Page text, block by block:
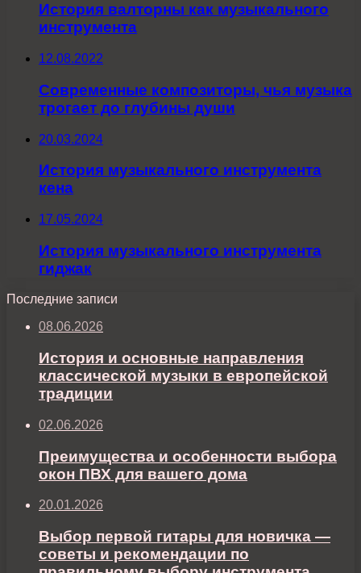
История валторны как музыкального
инструмента
12.08.2022
Современные композиторы, чья музыка
трогает до глубины души
20.03.2024
История музыкального инструмента
кена
17.05.2024
История музыкального инструмента
гиджак
Последние записи
08.06.2026
История и основные направления
классической музыки в европейской
традиции
02.06.2026
Преимущества и особенности выбора
окон ПВХ для вашего дома
20.01.2026
Выбор первой гитары для новичка —
советы и рекомендации по